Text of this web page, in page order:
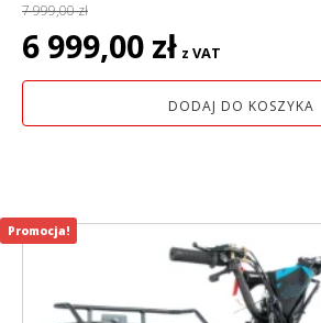
7 999,00zł
Pierwotna
cena
wynosiła:
6 999,00 zł cena
wynosi:
6
z VAT
DODAJ DO KOSZYKA
Promocja!